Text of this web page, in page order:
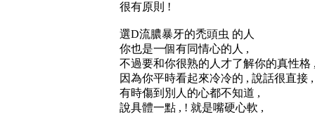
很有原則 !
選D流膿暴牙的禿頭虫 的人
你也是一個有同情心的人 ,
不過要和你很熟的人才了解你的真性格
因為你平時看起來冷冷的 , 說話很直接 ,
有時傷到別人的心都不知道 ,
說具體一點 , ! 就是嘴硬心軟 ,